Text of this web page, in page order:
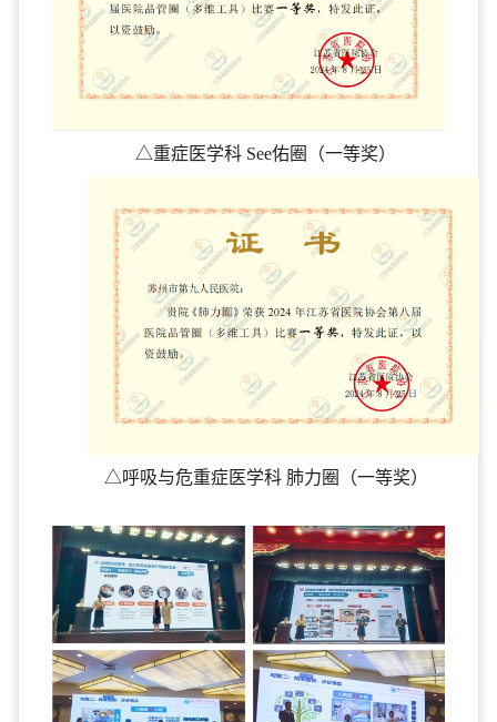
△重症医学科 See佑圈（一等奖）
△呼吸与危重症医学科 肺力圈（一等奖）